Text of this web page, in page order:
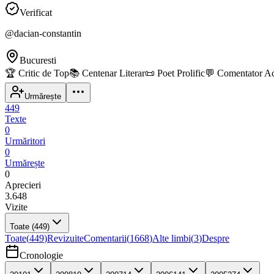
Verificat
@dacian-constantin
Bucuresti
🏆 Critic de Top📚 Centenar Literar📜 Poet Prolific💬 Comentator
Urmărește
449
Texte
0
Urmăritori
0
Urmărește
0
Aprecieri
3.648
Vizite
Toate (449)
Toate(449)RevizuiteComentarii(1668)Alte limbi(3)Despre
Cronologie